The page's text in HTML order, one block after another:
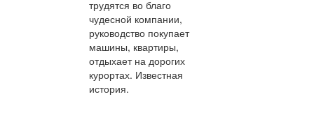
трудятся во благо
чудесной компании,
руководство покупает
машины, квартиры,
отдыхает на дорогих
курортах. Известная
история.